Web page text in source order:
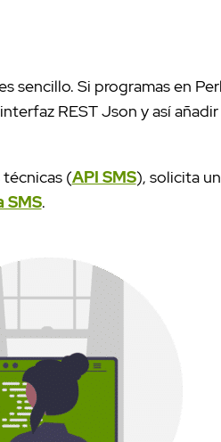
sencillo. Si programas en
REST Json y así
(API SMS), solicita
SMS.